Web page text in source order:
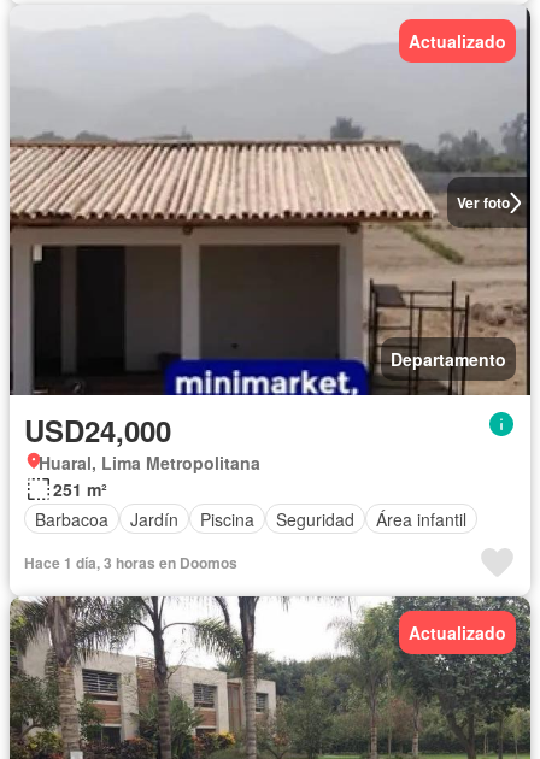
Ver foto
Actualizado
Departamento
USD24,000
Huaral, Lima Metropolitana
251 m²
Barbacoa
Jardín Piscina Seguridad Área infantil
Hace 1 día, 3 horas en Doomos
Actualizado